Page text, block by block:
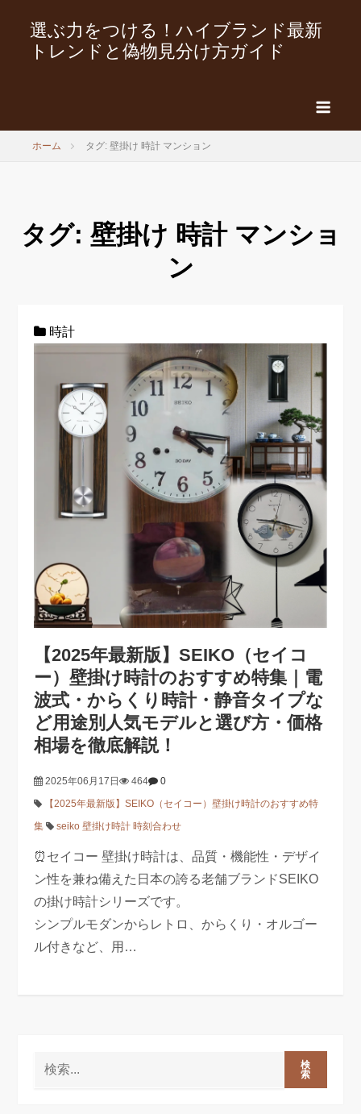
選ぶ力をつける！ハイブランド最新
トレンドと偽物見分け方ガイド
ホーム タグ: 壁掛け 時計 マンション
タグ: 壁掛け 時計 マンショ
ン
時計
【2025年最新版】SEIKO（セイコ
ー）壁掛け時計のおすすめ特集｜電
波式・からくり時計・静音タイプな
ど用途別人気モデルと選び方・価格
相場を徹底解説！
2025年06月17日 464
0
【2025年最新版】SEIKO（セイコー）壁掛け時計のおすすめ特
集
seiko 壁掛け時計 時刻合わせ
⏰セイコー 壁掛け時計は、品質・機能性・デザイ
ン性を兼ね備えた日本の誇る老舗ブランドSEIKO
の掛け時計シリーズです。
シンプルモダンからレトロ、からくり・オルゴー
ル付きなど、用…
検
索